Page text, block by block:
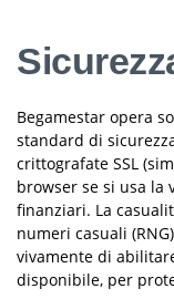
Begamestar opera
standard di
crittografate SSL
browser se si usa la
finanziari. La
numeri casuali
vivamente di
disponibile, per